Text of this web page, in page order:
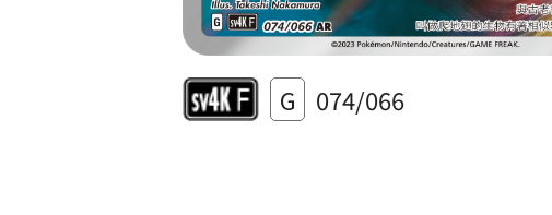
G 074/066